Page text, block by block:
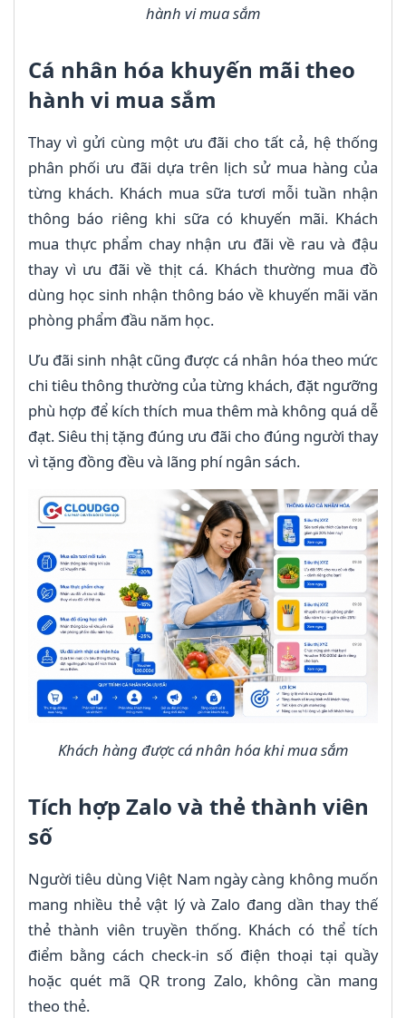
hành vi mua sắm
Cá nhân hóa khuyến mãi theo
hành vi mua sắm
Thay vì gửi cùng một ưu đãi cho tất cả, hệ thống
phân phối ưu đãi dựa trên lịch sử mua hàng của
từng khách. Khách mua sữa tươi mỗi tuần nhận
thông báo riêng khi sữa có khuyến mãi. Khách
mua thực phẩm chay nhận ưu đãi về rau và đậu
thay vì ưu đãi về thịt cá. Khách thường mua đồ
dùng học sinh nhận thông báo về khuyến mãi văn
phòng phẩm đầu năm học.
Ưu đãi sinh nhật cũng được cá nhân hóa theo mức
chi tiêu thông thường của từng khách, đặt ngưỡng
phù hợp để kích thích mua thêm mà không quá dễ
đạt. Siêu thị tặng đúng ưu đãi cho đúng người thay
vì tặng đồng đều và lãng phí ngân sách.
Khách hàng được cá nhân hóa khi mua sắm
Tích hợp Zalo và thẻ thành viên
số
Người tiêu dùng Việt Nam ngày càng không muốn
mang nhiều thẻ vật lý và Zalo đang dần thay thế
thẻ thành viên truyền thống. Khách có thể tích
điểm bằng cách check-in số điện thoại tại quầy
hoặc quét mã QR trong Zalo, không cần mang
theo thẻ.